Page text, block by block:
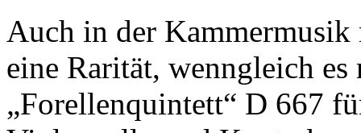
Auch in der
eine Rarität, wenngleich
„Forellenquintett“ D 667